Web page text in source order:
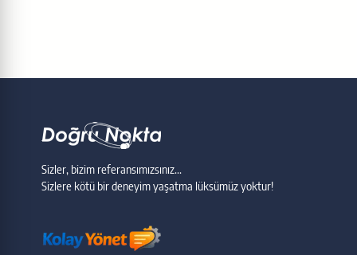
Sizler, bizim referansımızsınız...
Sizlere kötü bir deneyim yaşatma lüksümüz yoktur!